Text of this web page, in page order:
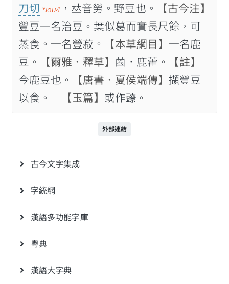
刀切 *lou4 ，𠀤音勞。野豆也。
【古今注】
䝁豆一名治豆。葉似葛而實長尺餘，可
蒸食。一名䝁菽。
【本草綱目】 一名鹿
豆。
【爾雅．釋草】 蔨，鹿藿。
【註】
今鹿豆也。
【唐書．夏侯端傳】 擷䝁豆
以食。
【玉篇】 或作𧰉。
外部連結
古今文字集成
字統網
漢語多功能字庫
粵典
漢語大字典